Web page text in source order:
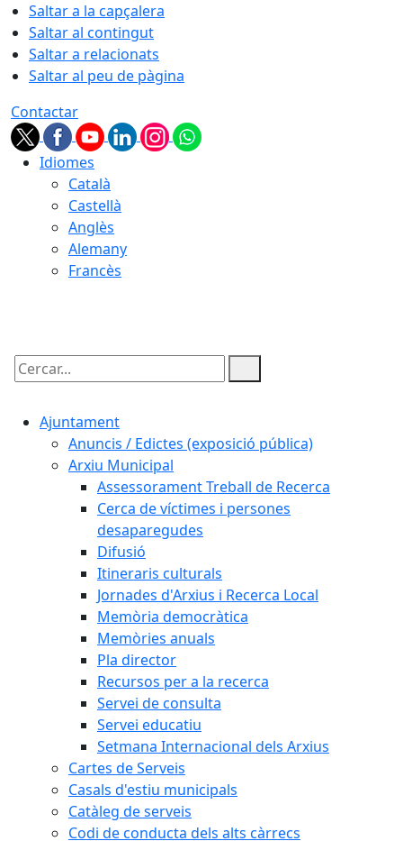
Saltar a la capçalera
Saltar al contingut
Saltar a relacionats
Saltar al peu de pàgina
Contactar
Idiomes
Català
Castellà
Anglès
Alemany
Francès
Cercar:
Ajuntament
Anuncis / Edictes (exposició pública)
Arxiu Municipal
Assessorament Treball de Recerca
Cerca de víctimes i persones
desaparegudes
Difusió
Itineraris culturals
Jornades d'Arxius i Recerca Local
Memòria democràtica
Memòries anuals
Pla director
Recursos per a la recerca
Servei de consulta
Servei educatiu
Setmana Internacional dels Arxius
Cartes de Serveis
Casals d'estiu municipals
Catàleg de serveis
Codi de conducta dels alts càrrecs